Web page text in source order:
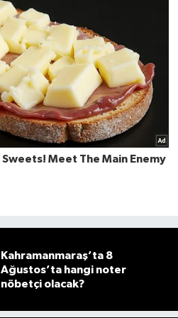
Kahramanmaraş’ta 8
Ağustos’ta hangi noter
nöbetçi olacak?